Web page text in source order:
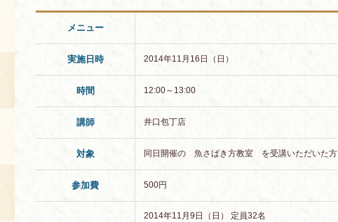
メニュー
実施日時 2014年11月16日（日）
時間 12:00～13:00
講師 井口包丁店
対象 同日開催の 魚さばき方教室 を受講いただいた方
参加費 500円
2014年11月9日（日） 定員32名